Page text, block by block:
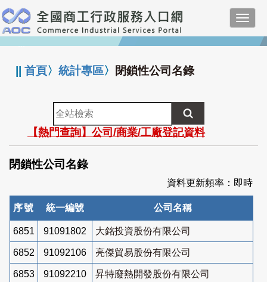
跳
到
主
要
:::
||首頁〉統計專區〉 閉鎖性公司名錄
全
站
檢
索
【熱門查詢】公司/商業/工廠登記資料
閉鎖性公司名錄
資料更新頻率：即時
序號 統一編號 公司名稱
6851 91091802 大銘投資股份有限公司
6852 91092106 亮傑貿易股份有限公司
6853 91092210 昇特廢熱開發股份有限公司